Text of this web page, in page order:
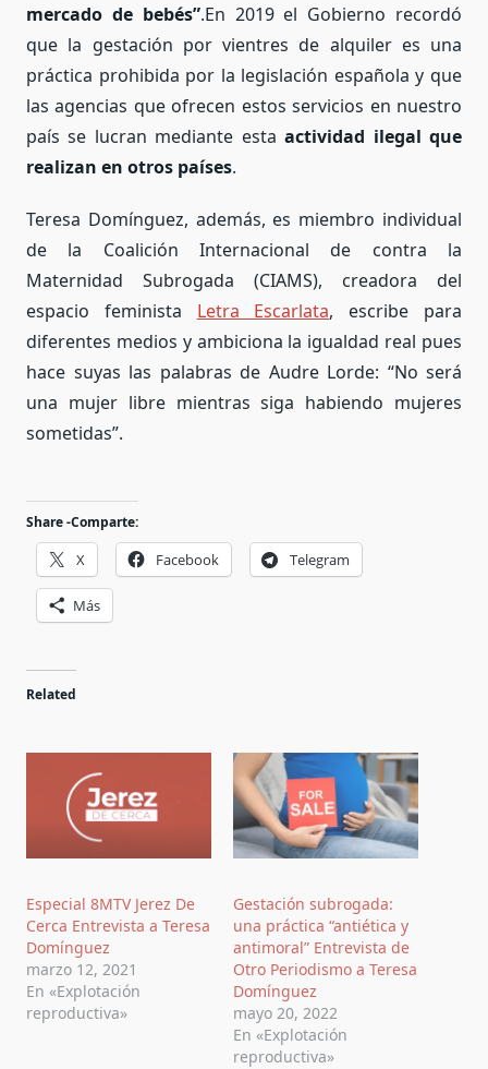
mercado de bebés”.En 2019 el Gobierno recordó
que la gestación por vientres de alquiler es una
práctica prohibida por la legislación española y que
las agencias que ofrecen estos servicios en nuestro
país se lucran mediante esta actividad ilegal que
realizan en otros países.
Teresa Domínguez, además, es miembro individual
de la Coalición Internacional de contra la
Maternidad Subrogada (CIAMS), creadora del
espacio feminista Letra Escarlata, escribe para
diferentes medios y ambiciona la igualdad real pues
hace suyas las palabras de Audre Lorde: “No será
una mujer libre mientras siga habiendo mujeres
sometidas”.
Share -Comparte:
X Facebook Telegram
Más
Related
Especial 8MTV Jerez De
Cerca Entrevista a Teresa
Domínguez
marzo 12, 2021
En «Explotación
reproductiva»
Gestación subrogada:
una práctica “antiética y
antimoral” Entrevista de
Otro Periodismo a Teresa
Domínguez
mayo 20, 2022
En «Explotación
reproductiva»